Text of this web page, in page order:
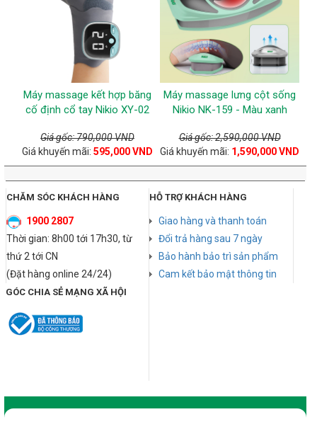
Máy massage kết hợp băng
cố định cổ tay Nikio XY-02
Giá gốc: 790,000 VND
Giá khuyến mãi: 595,000 VND
Máy massage lưng cột sống
Nikio NK-159 - Màu xanh
Giá gốc: 2,590,000 VND
Giá khuyến mãi: 1,590,000 VND
CHĂM SÓC KHÁCH HÀNG
1900 2807
Thời gian: 8h00 tới 17h30, từ
thứ 2 tới CN
(Đặt hàng online 24/24)
HỖ TRỢ KHÁCH HÀNG
Giao hàng và thanh toán
Đổi trả hàng sau 7 ngày
Bảo hành bảo trì sản phẩm
Cam kết bảo mật thông tin
GÓC CHIA SẺ MẠNG XÃ HỘI